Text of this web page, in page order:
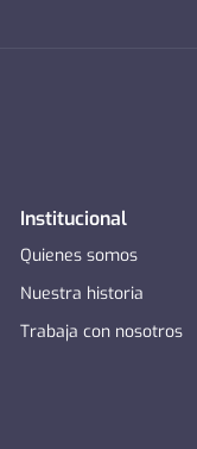
Institucional
Quienes somos
Nuestra historia
Trabaja con nosotros